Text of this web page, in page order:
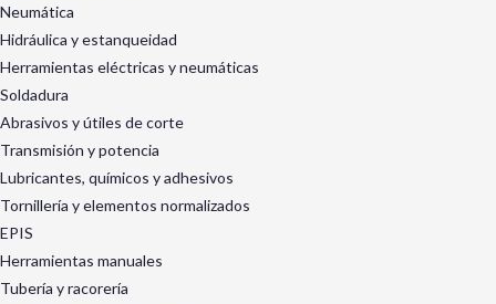
Neumática
Hidráulica y estanqueidad
Herramientas eléctricas y neumáticas
Soldadura
Abrasivos y útiles de corte
Transmisión y potencia
Lubricantes, químicos y adhesivos
Tornillería y elementos normalizados
EPIS
Herramientas manuales
Tubería y racorería